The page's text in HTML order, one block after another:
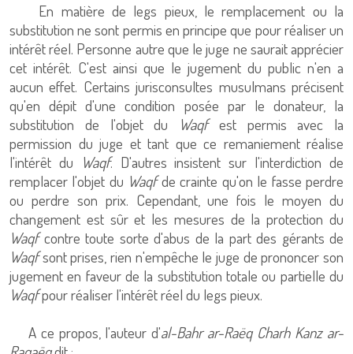
En matière de legs pieux, le remplacement ou la
substitution ne sont permis en principe que pour réaliser un
intérêt réel. Personne autre que le juge ne saurait apprécier
cet intérêt. C'est ainsi que le jugement du public n'en a
aucun effet. Certains jurisconsultes musulmans précisent
qu'en dépit d'une condition posée par le donateur, la
substitution de l'objet du
Waqf est permis avec la
permission du juge et tant que ce remaniement réalise
l'intérêt du Waqf. D'autres insistent sur l'interdiction de
remplacer l'objet du Waqfde crainte qu'on le fasse perdre
ou perdre son prix. Cependant, une fois le moyen du
changement est sûr et les mesures de la protection du
Waqfcontre toute sorte d'abus de la part des gérants de
Waqfsont prises, rien n'empêche le juge de prononcer son
jugement en faveur de la substitution totale ou partielle du
Waqfpour réaliser l'intérêt réel du legs pieux.
A ce propos, l'auteur d'al-Bahr ar-Raëq Charh Kanz ar-